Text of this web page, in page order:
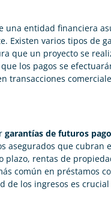
una entidad financiera
Existen varios tipos de
que un proyecto se
los pagos se
transacciones
garantías de futuros
asegurados que cubran
rentas de
común en préstamos
los ingresos es